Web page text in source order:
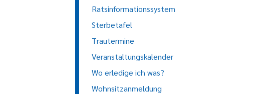
Ratsinformationssystem
Sterbetafel
Trautermine
Veranstaltungskalender
Wo erledige ich was?
Wohnsitzanmeldung